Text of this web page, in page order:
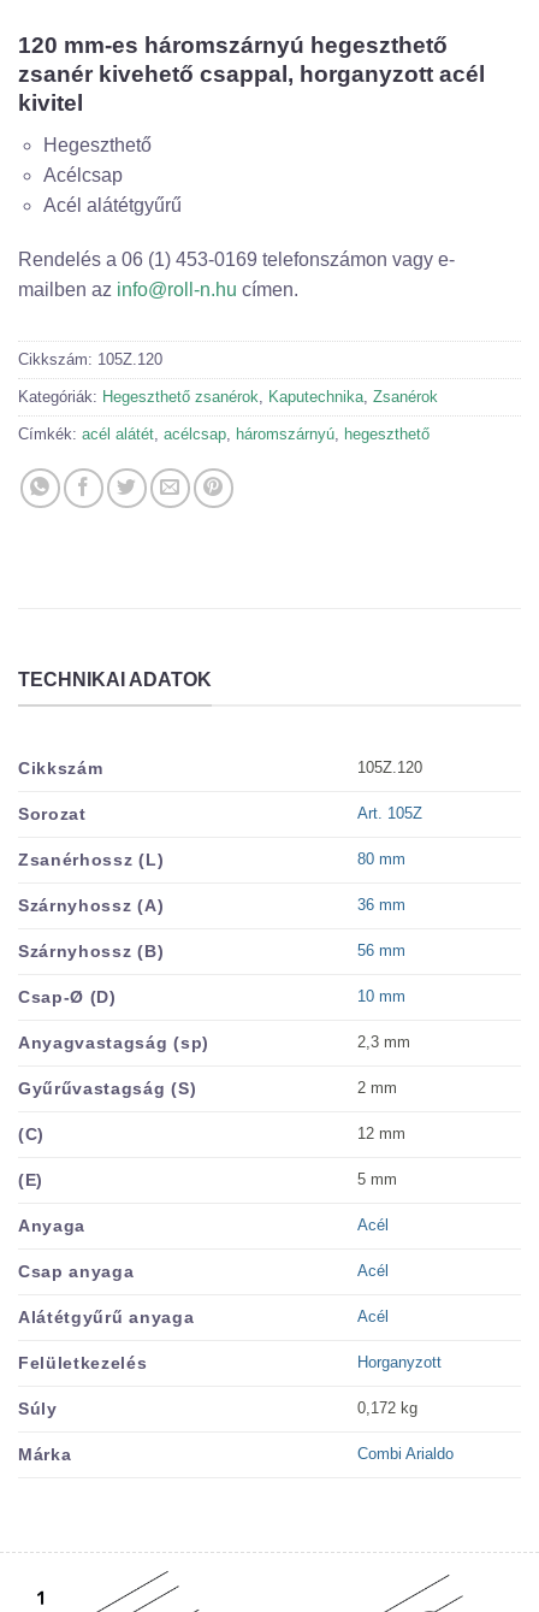
120 mm-es háromszárnyú hegeszthető
zsanér kivehető csappal, horganyzott acél
kivitel
Hegeszthető
Acélcsap
Acél alátétgyűrű
Rendelés a 06 (1) 453-0169 telefonszámon vagy e-
mailben az info@roll-n.hu címen.
Cikkszám: 105Z.120
Kategóriák: Hegeszthető zsanérok, Kaputechnika, Zsanérok
Címkék: acél alátét, acélcsap, háromszárnyú, hegeszthető
TECHNIKAI ADATOK
Cikkszám 105Z.120
Sorozat Art. 105Z
Zsanérhossz (L) 80 mm
Szárnyhossz (A) 36 mm
Szárnyhossz (B) 56 mm
Csap-Ø (D) 10 mm
Anyagvastagság (sp) 2,3 mm
Gyűrűvastagság (S) 2 mm
(C) 12 mm
(E) 5 mm
Anyaga Acél
Csap anyaga Acél
Alátétgyűrű anyaga Acél
Felületkezelés Horganyzott
Súly 0,172 kg
Márka Combi Arialdo